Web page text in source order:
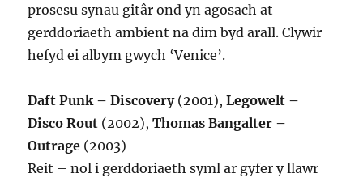
prosesu synau gitâr ond yn agosach at
gerddoriaeth ambient na dim byd arall. Clywir
hefyd ei albym gwych ‘Venice’.
Daft Punk – Discovery(2001),Legowelt –
Disco Rout (2002),Thomas Bangalter –
Outrage (2003)
Reit – nol i gerddoriaeth syml ar gyfer y llawr